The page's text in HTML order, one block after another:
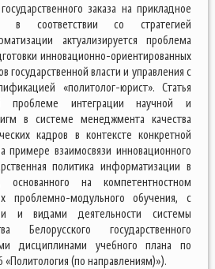
заказа на прикладное
в соответствии со стратегией
актуализируется проблема
инновационно-ориентированных
государственной власти и управления с
«политолог-юрист». Статья
проблеме интеграции научной и
в системе менеджмента качества
кадров в контексте конкретной
примере взаимосвязи инновационного
политика информатизации в
основанного на компетентностном
проблемно-модульного обучения, с
и видами деятельности системы
Белорусского государственного
дисциплинами учебного плана по
«Политология (по направлениям)»).